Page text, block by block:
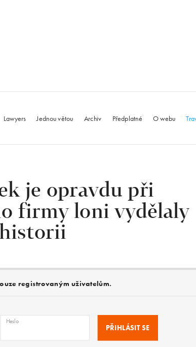
Lawyers Jednou větou Archiv Předplatné O webu
je opravdu při
firmy loni vydělaly
registrovaným uživatelům.
Heslo